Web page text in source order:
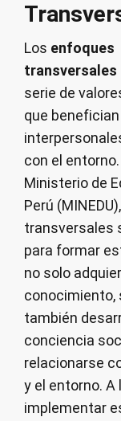
Los enfoques
transversales
serie de
que
con el entorno.
Ministerio de
Perú
transversales
para formar
no solo
conocimiento,
también
conciencia
relacionarse
y el entorno. A
implementar